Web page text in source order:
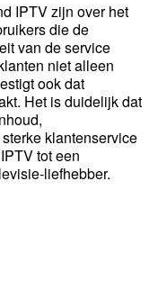
IPTV zijn over het
die de
van de service
niet alleen
ook dat
Het is duidelijk dat
klantenservice
tot een
liefhebber.